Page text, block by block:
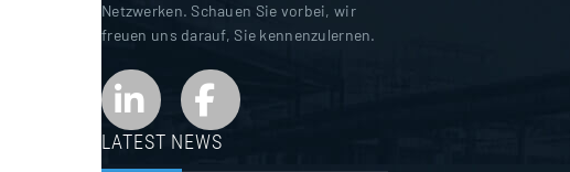
Netzwerken. Schauen Sie vorbei, wir
freuen uns darauf, Sie kennenzulernen.
LATEST NEWS